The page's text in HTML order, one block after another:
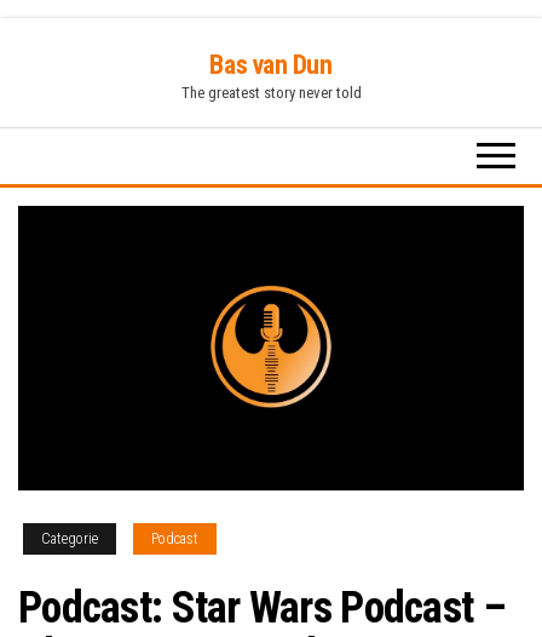
inhoud
Bas van Dun
The greatest story never told
Categorie Podcast
Podcast: Star Wars Podcast –